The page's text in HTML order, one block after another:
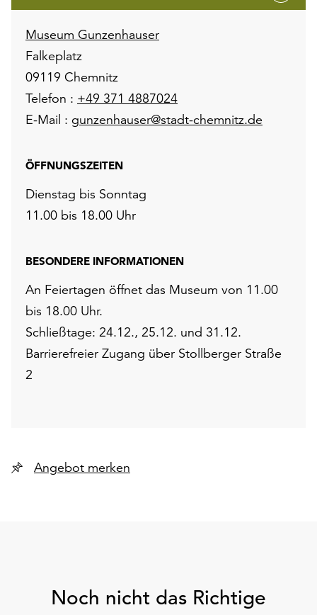
Museum Gunzenhauser
Falkeplatz
09119 Chemnitz
Telefon : +49 371 4887024
E-Mail : gunzenhauser@stadt-chemnitz.de
ÖFFNUNGSZEITEN
Dienstag bis Sonntag
11.00 bis 18.00 Uhr
BESONDERE INFORMATIONEN
An Feiertagen öffnet das Museum von 11.00
bis 18.00 Uhr.
Schließtage: 24.12., 25.12. und 31.12.
Barrierefreier Zugang über Stollberger Straße
2
Angebot merken
Noch nicht das Richtige